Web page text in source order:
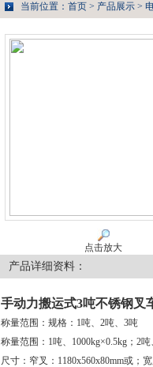
当前位置： 首页 > 产品展示 >
点击放大
产品详细资料：
手动力搬运式3吨不锈钢叉
称量范围：规格：1吨、2吨、3吨
称量范围：1吨、1000kg×0.5kg；2
尺寸：窄叉：1180x560x80mm或；